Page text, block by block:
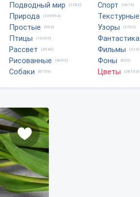
Подводный мир (2282)
Природа (105994)
Простые (904)
Птицы (10209)
Рассвет (4540)
Рисованные (4053)
Собаки (8759)
Спорт (1815)
Текстурные
Узоры (3762)
Фантастика
Фильмы (334)
Фоны (609)
Цветы (28153)